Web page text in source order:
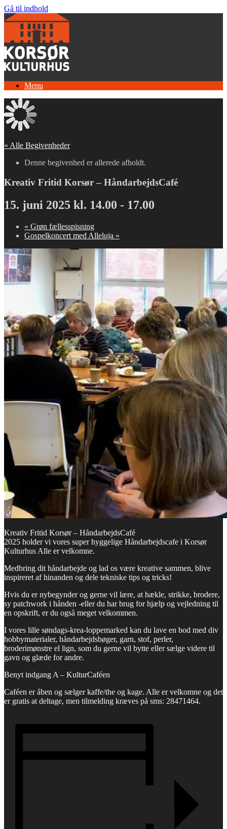
Gå til indhold
Menu
« Alle Begivenheder
Denne begivenhed er allerede afholdt.
Kreativ Fritid Korsør – HåndarbejdsCafé
15. juni 2025 kl. 14.00 - 17.00
« Grøn fællesspisning
Gospelkoncert med Alleluja »
Kreativ Fritid Korsør – HåndarbejdsCafé
2025 holder vi vores super hyggelige Håndarbejdscafe i Korsør
Kulturhus Alle er velkomne.
Medbring dit håndarbejde og lad os være kreative sammen, blive
inspireret af hinanden og dele tekniske tips og tricks!
Hvis du er nybegynder og gerne vil lære, at hækle, strikke, brodere,
sy patchwork i hånden -eller du har brug for hjælp og vejledning til
en opskrift, er du også meget velkommen.
I vores lille søndags-krea-loppemarked kan du lave en bod med div
hobbymaterialer, håndarbejdsbøger, garn, stof, perler,
broderimønstre el lign, som du gerne vil bytte eller sælge videre til
gavn og glæde for andre.
Benyt indgang A – KulturCaféen
Caféen er åben og sælger kaffe/the og kage. Alle er velkomne og det
er gratis at deltage, men tilmelding kræves på sms: 28471464.